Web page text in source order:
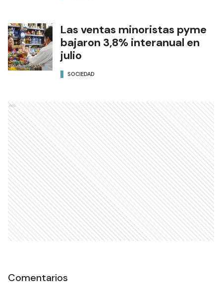
Las ventas minoristas pyme
bajaron 3,8% interanual en
julio
SOCIEDAD
Ads
Comentarios